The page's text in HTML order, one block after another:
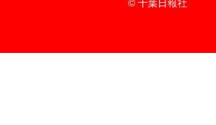
© 千葉日報社